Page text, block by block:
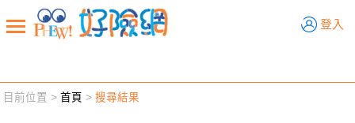
登入
新聞觀點 業務交流
目前位置 >首頁 >搜尋結果